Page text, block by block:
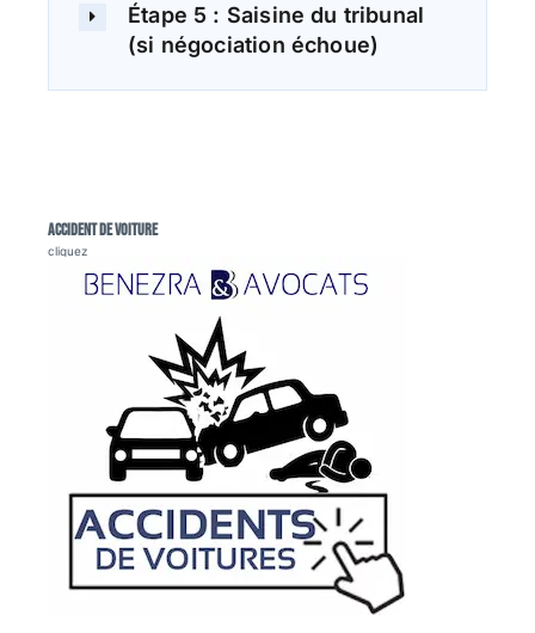
Étape 5 : Saisine du tribunal
(si négociation échoue)
Accident de voiture
cliquez